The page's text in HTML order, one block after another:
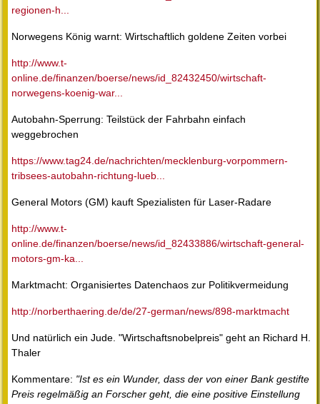
regionen-h...
Norwegens König warnt: Wirtschaftlich goldene Zeiten vorbei
http://www.t-
online.de/finanzen/boerse/news/id_82432450/wirtschaft-
norwegens-koenig-war...
Autobahn-Sperrung: Teilstück der Fahrbahn einfach
weggebrochen
https://www.tag24.de/nachrichten/mecklenburg-vorpommern-
tribsees-autobahn-richtung-lueb...
General Motors (GM) kauft Spezialisten für Laser-Radare
http://www.t-
online.de/finanzen/boerse/news/id_82433886/wirtschaft-general-
motors-gm-ka...
Marktmacht: Organisiertes Datenchaos zur Politikvermeidung
http://norberthaering.de/de/27-german/news/898-marktmacht
Und natürlich ein Jude. "Wirtschaftsnobelpreis" geht an Richard H.
Thaler
Kommentare: "Ist es ein Wunder, dass der von einer Bank gestifte
Preis regelmäßig an Forscher geht, die eine positive Einstellung